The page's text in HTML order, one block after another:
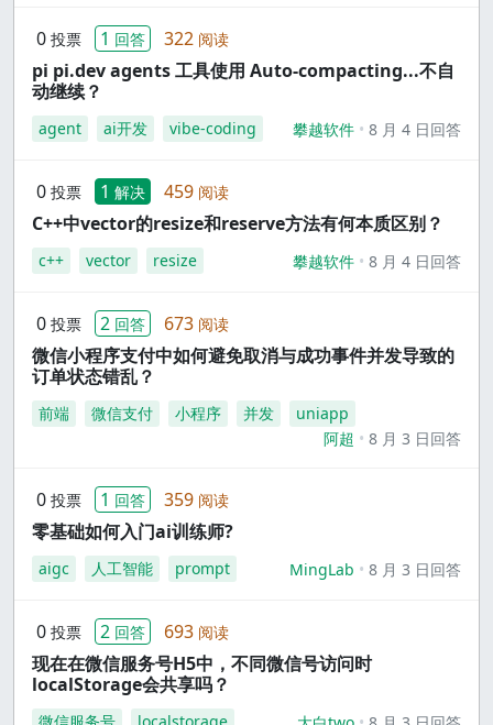
0 投票 1 回答 322 阅读
pi pi.dev agents 工具使用 Auto-compacting...不自
动继续？
agent ai开发 vibe-coding 攀越软件 8 月 4 日回答
0 投票 1 解决 459 阅读
C++中vector的resize和reserve方法有何本质区别？
c++ vector resize 攀越软件 8 月 4 日回答
0 投票 2 回答 673 阅读
微信小程序支付中如何避免取消与成功事件并发导致的
订单状态错乱？
前端 微信支付 小程序 并发
uniapp
阿超
8 月 3 日回答
0 投票 1 回答 359 阅读
零基础如何入门ai训练师?
aigc 人工智能 prompt MingLab 8 月 3 日回答
0 投票 2 回答 693 阅读
现在在微信服务号H5中，不同微信号访问时
localStorage会共享吗？